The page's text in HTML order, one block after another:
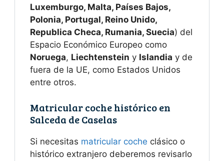
Luxemburgo, Malta, Países Bajos,
Polonia, Portugal, Reino Unido,
Republica Checa, Rumania, Suecia) del
Espacio Económico Europeo como
Noruega, Liechtenstein y Islandia y de
fuera de la UE, como Estados Unidos
entre otros.
Matricular coche histórico en
Salceda de Caselas
Si necesitas matricular coche clásico o
histórico extranjero deberemos revisarlo